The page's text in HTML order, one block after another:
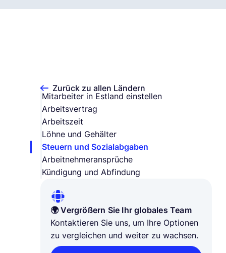
Zurück zu allen Ländern
Mitarbeiter in Estland einstellen
Arbeitsvertrag
Arbeitszeit
Löhne und Gehälter
Steuern und Sozialabgaben
Arbeitnehmeransprüche
Kündigung und Abfindung
🌍 Vergrößern Sie Ihr globales Team
Kontaktieren Sie uns, um Ihre Optionen
zu vergleichen und weiter zu wachsen.